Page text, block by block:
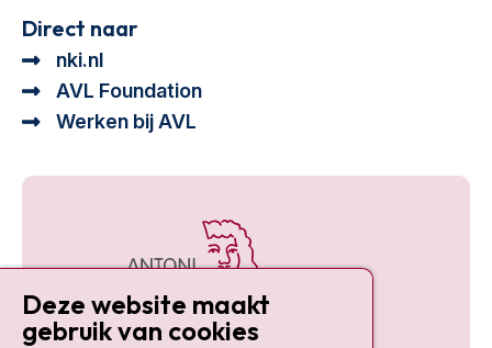
Direct naar
nki.nl
AVL Foundation
Werken bij AVL
Deze website maakt
gebruik van cookies